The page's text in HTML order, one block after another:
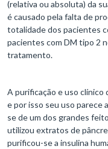
(relativa ou absoluta) da
é causado pela falta de
totalidade dos pacientes
pacientes com DM tipo 2
tratamento.
A purificação e uso clínico
e por isso seu uso
se de um dos grandes
utilizou extratos de
purificou-se a insulina